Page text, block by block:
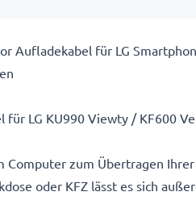
Aufladekabel für LG
für LG KU990 Viewty / KF600
zum Übertragen
oder KFZ lässt es sich